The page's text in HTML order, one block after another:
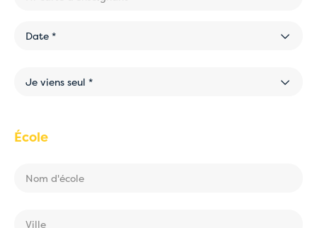
Date *
Je viens seul *
École